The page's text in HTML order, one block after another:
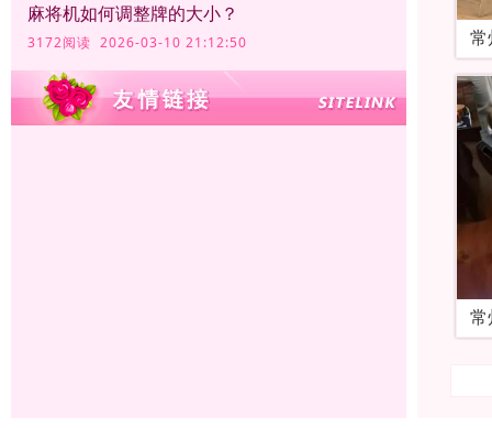
麻将机如何调整牌的大小？
3172阅读 2026-03-10 21:12:50 常
常